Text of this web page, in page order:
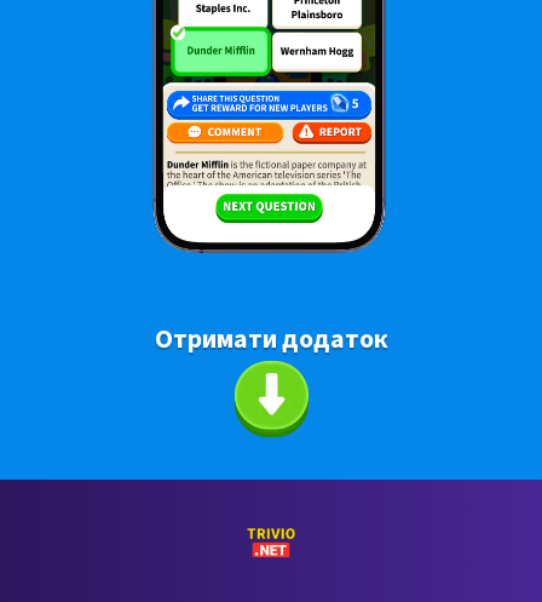
Отримати додаток